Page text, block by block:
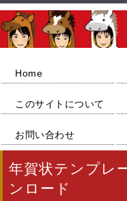
Home
このサイトについて
お問い合わせ
年賀状テンプレ
ンロード